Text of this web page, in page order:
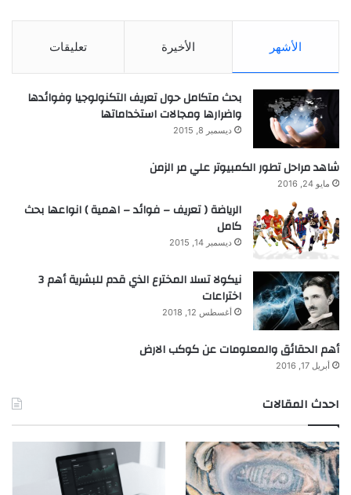
الأشهر الأخيرة تعليقات
بحث متكامل حول تعريف التكنولوجيا وفوائدها
واضرارها ومجالات استخداماتها
ديسمبر 8, 2015
شاهد مراحل تطور الكمبيوتر علي مر الزمن
مايو 24, 2016
الرياضة ( تعريف – فوائد – اهمية ) انواعها بحث
كامل
ديسمبر 14, 2015
نيكولا تسلا المخترع الذي قدم للبشرية أهم 3
اختراعات
أغسطس 12, 2018
أهم الحقائق والمعلومات عن كوكب الارض
أبريل 17, 2016
احدث المقالات